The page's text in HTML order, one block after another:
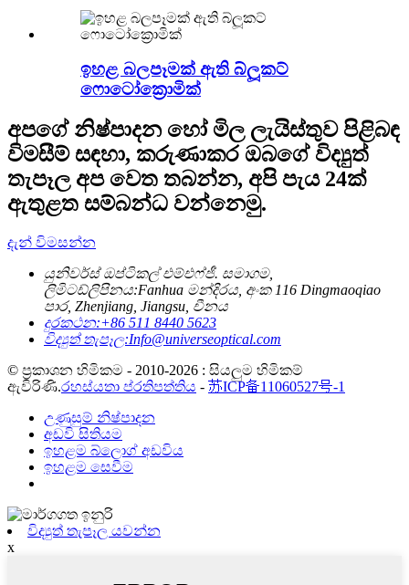
ඉහළ බලපෑමක් ඇති බ්ලූකට්
ෆොටෝක්‍රොමික්
අපගේ නිෂ්පාදන හෝ මිල ලැයිස්තුව පිළිබඳ
විමසීම් සඳහා, කරුණාකර ඔබගේ විද්‍යුත්
තැපෑල අප වෙත තබන්න, අපි පැය 24ක්
ඇතුළත සම්බන්ධ වන්නෙමු.
දැන් විමසන්න
යුනිවර්ස් ඔප්ටිකල් එම්එෆ්ජී. සමාගම,
ලිමිටඩ්ලිපිනය:Fanhua මන්දිරය, අංක 116 Dingmaoqiao
පාර, Zhenjiang, Jiangsu, චීනය
දුරකථන:+86 511 8440 5623
විද්‍යුත් තැපෑල:Info@universeoptical.com
© ප්‍රකාශන හිමිකම - 2010-2026 : සියලුම හිමිකම්
ඇවිරිණි.රහස්යතා ප්රතිපත්තිය - 苏ICP备11060527号-1
උණුසුම් නිෂ්පාදන
අඩවි සිතියම
ඉහළම බ්ලොග් අඩවිය
ඉහළම සෙවීම
විද්‍යුත් තැපෑල යවන්න
x